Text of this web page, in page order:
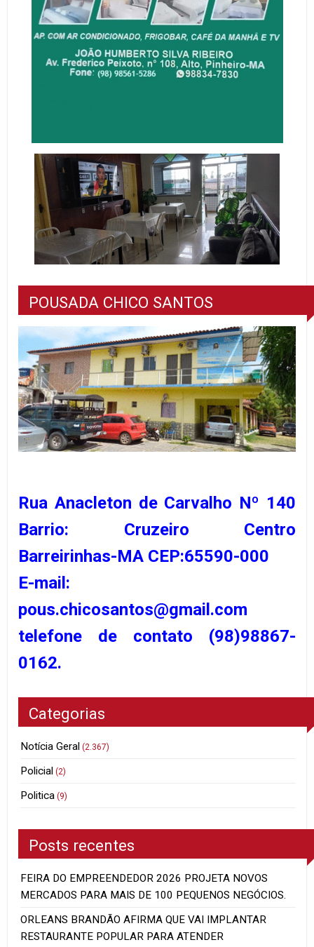
POUSADA CHICO SANTOS
Rua Anacleton de Carvalho Nº 140
Barrio: Cruzeiro Centro
Barreirinhas-MA CEP:65590-000
E-mail:
pous.chicosantos@gmail.com
telefone de contato (98)98867-
0162.
Categorias
Notícia Geral (2.367)
Policial (2)
Politica (9)
Posts recentes
FEIRA DO EMPREENDEDOR 2026 PROJETA NOVOS
MERCADOS PARA MAIS DE 100 PEQUENOS NEGÓCIOS.
ORLEANS BRANDÃO AFIRMA QUE VAI IMPLANTAR
RESTAURANTE POPULAR PARA ATENDER